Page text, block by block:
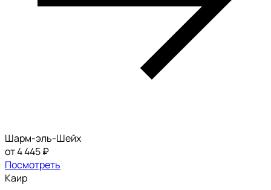
Шарм-эль-Шейх
от 4 445 ₽
Посмотреть
Каир